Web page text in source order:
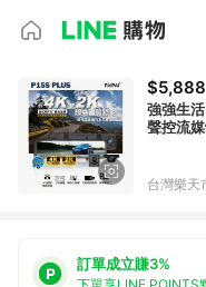
$5,888
強強生
聲控流
台灣樂天
訂單成立賺3%